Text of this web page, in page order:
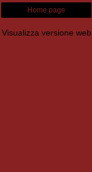
Home page
Visualizza versione web